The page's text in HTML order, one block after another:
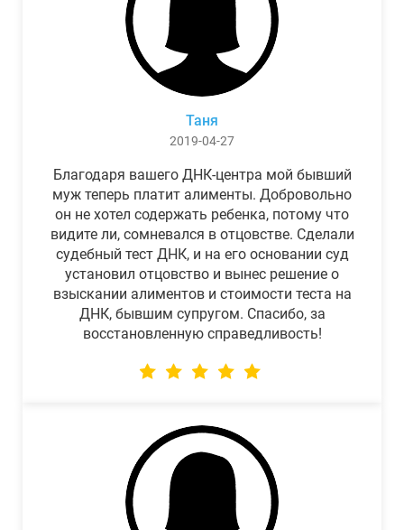
Таня
2019-04-27
Благодаря вашего ДНК-центра мой бывший
муж теперь платит алименты. Добровольно
он не хотел содержать ребенка, потому что
видите ли, сомневался в отцовстве. Сделали
судебный тест ДНК, и на его основании суд
установил отцовство и вынес решение о
взыскании алиментов и стоимости теста на
ДНК, бывшим супругом. Спасибо, за
восстановленную справедливость!